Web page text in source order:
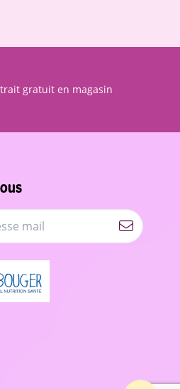
gratuit en magasin